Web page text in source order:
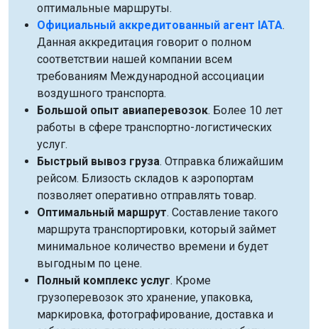
оптимальные маршруты.
Официальный аккредитованный агент IATA.
Данная аккредитация говорит о полном
соответствии нашей компании всем
требованиям Международной ассоциации
воздушного транспорта.
Большой опыт авиаперевозок. Более 10 лет
работы в сфере транспортно-логистических
услуг.
Быстрый вывоз груза. Отправка ближайшим
рейсом. Близость складов к аэропортам
позволяет оперативно отправлять товар.
Оптимальный маршрут. Составление такого
маршрута транспортировки, который займет
минимальное количество времени и будет
выгодным по цене.
Полный комплекс услуг. Кроме
грузоперевозок это хранение, упаковка,
маркировка, фотографирование, доставка и